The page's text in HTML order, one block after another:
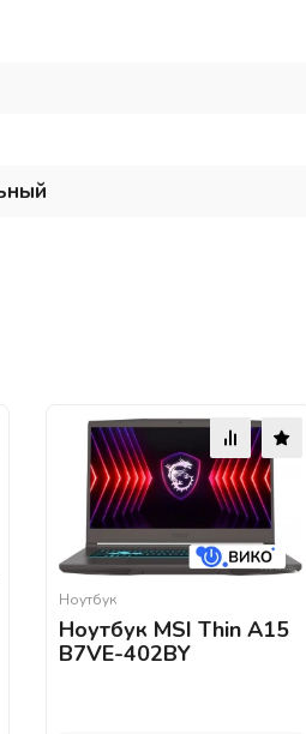
Ноутбук
Ноутбук MSI Thin A15
B7VE-402BY